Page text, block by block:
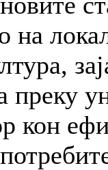
преку
кон